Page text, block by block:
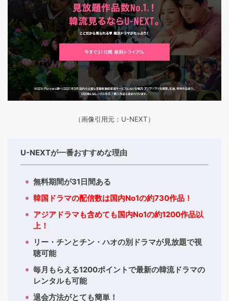
（画像引用元：U-NEXT）
U-NEXTが一番おすすめな理由
無料期間が31日間ある
韓国ドラマの配信数は国内No1の約730作品！
アジアドラマも含めても国内No1の約1200作品以
上！
リー・チンとチン・ハオの別ドラマが見放題で視
聴可能
毎月もらえる1200ポイントで最新の韓流ドラマの
レンタルも可能
退会方法がとても簡単！